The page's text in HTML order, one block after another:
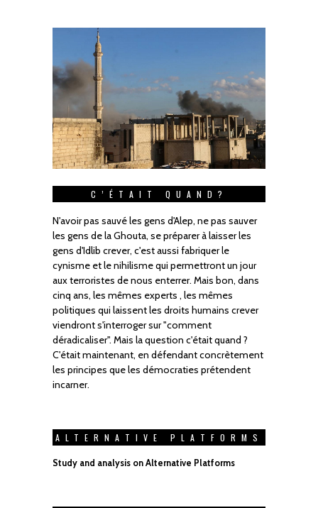
C’ÉTAIT QUAND?
N'avoir pas sauvé les gens d'Alep, ne pas sauver
les gens de la Ghouta, se préparer à laisser les
gens d'Idlib crever, c'est aussi fabriquer le
cynisme et le nihilisme qui permettront un jour
aux terroristes de nous enterrer. Mais bon, dans
cinq ans, les mêmes experts , les mêmes
politiques qui laissent les droits humains crever
viendront s'interroger sur "comment
déradicaliser". Mais la question c'était quand ?
C'était maintenant, en défendant concrètement
les principes que les démocraties prétendent
incarner.
ALTERNATIVE PLATFORMS
Study and analysis on Alternative Platforms